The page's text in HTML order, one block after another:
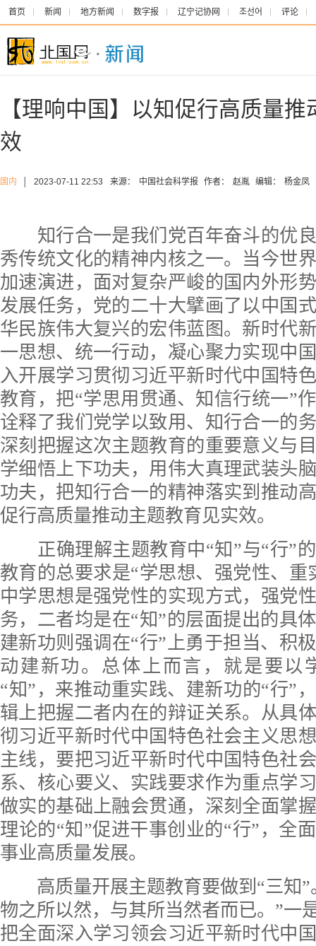
首页 新闻 地方新闻 数字报 辽宁记协网 조선어 评论
【理响中国】以知促行高质量
效
国内 2023-07-11 22:53 来源： 中国社会科学报 作者： 赵胤 编辑： 杨金凤
知行合一是我们党百年奋斗的优良
秀传统文化的精神内核之一。当今世
加速演进，面对复杂严峻的国内外形
发展任务，党的二十大擘画了以中国
华民族伟大复兴的宏伟蓝图。新时代
一思想、统一行动，凝心聚力实现中
入开展学习贯彻习近平新时代中国特
教育，把“学思用贯通、知信行统一”
诠释了我们党学以致用、知行合一的
深刻把握这次主题教育的重要意义与
学细悟上下功夫，用伟大真理武装头
功夫，把知行合一的精神落实到推动
促行高质量推动主题教育见实效。
正确理解主题教育中“知”与“行”
教育的总要求是“学思想、强党性、重
中学思想是强党性的实现方式，强党
务，二者均是在“知”的层面提出的具
建新功则强调在“行”上勇于担当、积
动建新功。总体上而言，就是要以
“知”，来推动重实践、建新功的“行”
辑上把握二者内在的辩证关系。从具
彻习近平新时代中国特色社会主义思
主线，要把习近平新时代中国特色社
系、核心要义、实践要求作为重点学
做实的基础上融会贯通，深刻全面掌
理论的“知”促进干事创业的“行”，全
事业高质量发展。
高质量开展主题教育要做到“三知”
物之所以然，与其所当然者而已。”一
把全面深入学习领会习近平新时代中